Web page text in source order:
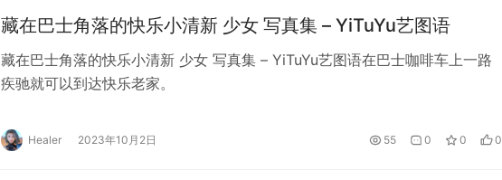
藏在巴士角落的快乐小清新 少女 写真集 – YiTuYu艺图语
藏在巴士角落的快乐小清新 少女 写真集 – YiTuYu艺图语在巴士咖啡车上一路
疾驰就可以到达快乐老家。
Healer 2023年10月2日 55 0 0 0